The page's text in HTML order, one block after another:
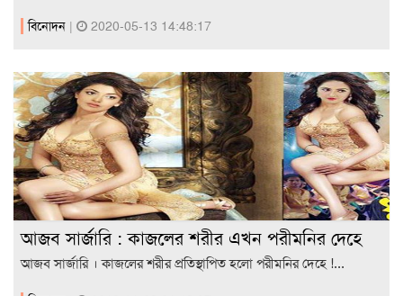
বিনোদন | 2020-05-13 14:48:17
আজব সার্জারি : কাজলের শরীর এখন পরীমনির দেহে
আজব সার্জারি । কাজলের শরীর প্রতিস্থাপিত হলো পরীমনির দেহে !...